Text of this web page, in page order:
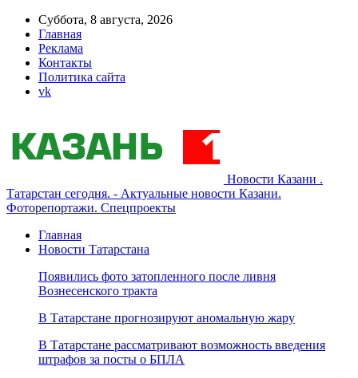
Суббота, 8 августа, 2026
Главная
Реклама
Контакты
Политика сайта
vk
Новости Казани .
Татарстан сегодня. - Актуальные новости Казани.
Фоторепортажи. Спецпроекты
Главная
Новости Татарстана
Появились фото затопленного после ливня
Вознесенского тракта
В Татарстане прогнозируют аномальную жару
В Татарстане рассматривают возможность введения
штрафов за посты о БПЛА